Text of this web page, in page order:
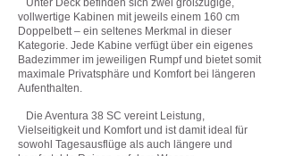
Unter Deck befinden sich zwei großzügige,
vollwertige Kabinen mit jeweils einem 160 cm
Doppelbett – ein seltenes Merkmal in dieser
Kategorie. Jede Kabine verfügt über ein eigenes
Badezimmer im jeweiligen Rumpf und bietet somit
maximale Privatsphäre und Komfort bei längeren
Aufenthalten.
Die Aventura 38 SC vereint Leistung,
Vielseitigkeit und Komfort und ist damit ideal für
sowohl Tagesausflüge als auch längere und